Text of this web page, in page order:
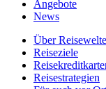
Angebote
News
Über
Reiseziele
Reisestrategien